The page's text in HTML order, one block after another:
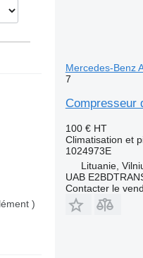
)
Mercedes-Benz
7
Compresseur
100 € HT
Climatisation et
1024973E
Lituanie,
UAB
Contacter le